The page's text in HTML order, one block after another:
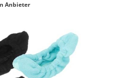
Anbieter